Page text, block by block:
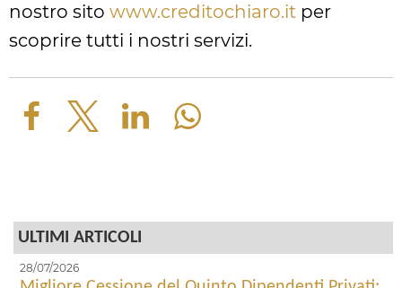
nostro sito www.creditochiaro.it per
scoprire tutti i nostri servizi.
ULTIMI ARTICOLI
28/07/2026